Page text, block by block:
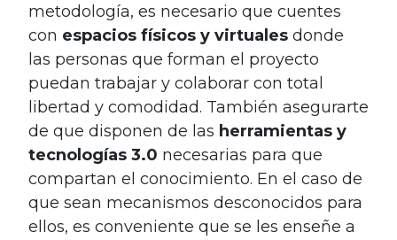
metodología, es necesario que cuentes
con espacios físicos y virtuales donde
las personas que forman el proyecto
puedan trabajar y colaborar con total
libertad y comodidad. También asegurarte
de que disponen de las herramientas y
tecnologías 3.0 necesarias para que
compartan el conocimiento. En el caso de
que sean mecanismos desconocidos para
ellos, es conveniente que se les enseñe a